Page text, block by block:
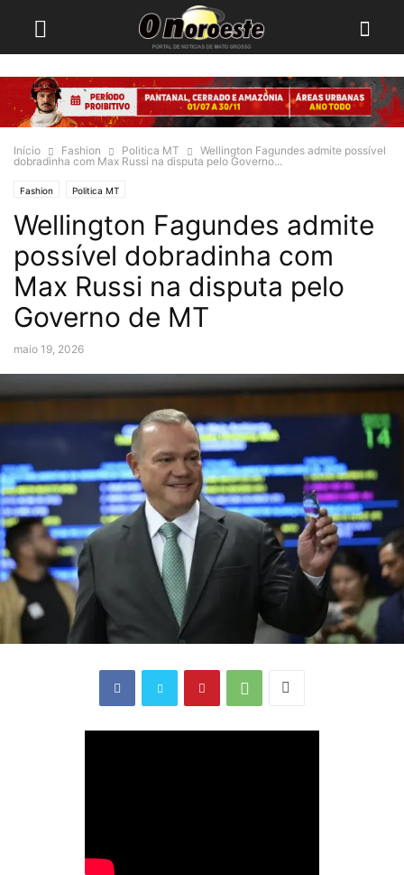
Início Fashion Politica MT
Wellington Fagundes admite possível
dobradinha com Max Russi na disputa pelo Governo...
Fashion Politica MT
Wellington Fagundes admite
possível dobradinha com
Max Russi na disputa pelo
Governo de MT
maio 19, 2026